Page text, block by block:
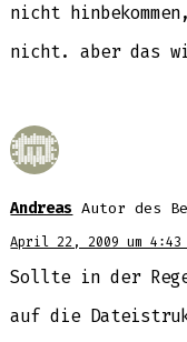
nicht
nicht. aber das
Andreas Autor des
April 22, 2009 um 4:43
Sollte in der
auf die